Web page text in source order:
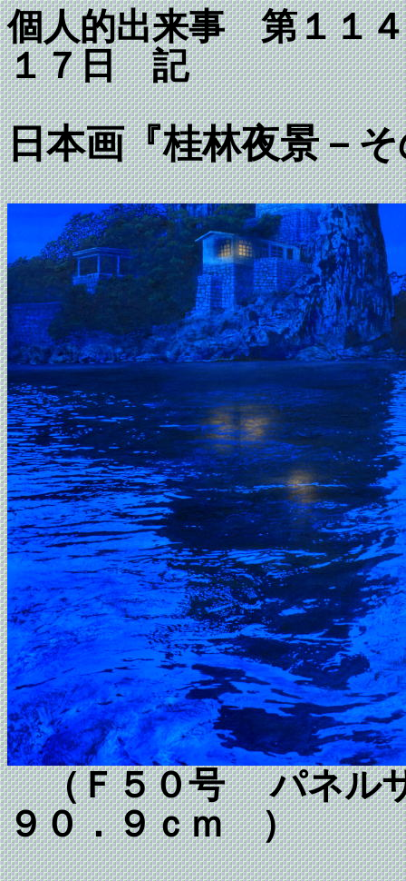
個人的出来事 第
１７日 記
日本画『桂林夜景－
（Ｆ５０号 パネル
９０．９ｃｍ ）